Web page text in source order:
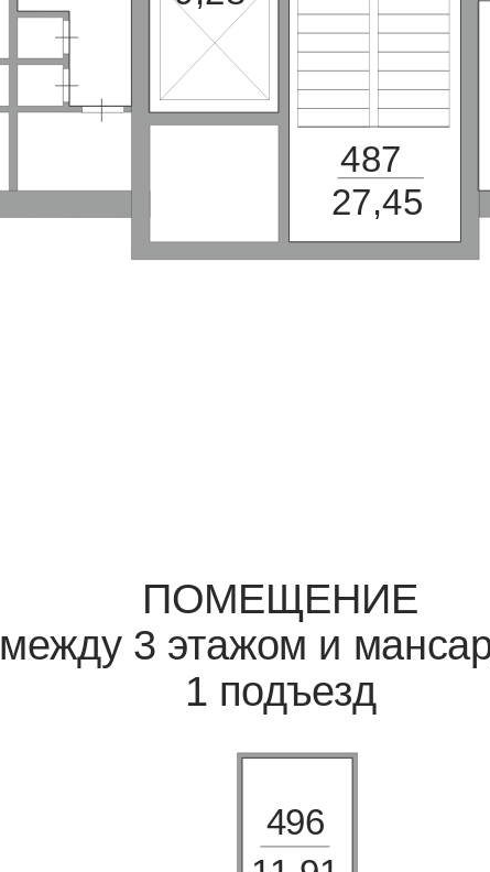
ПОМЕЩЕНИЕ
между 3 этажом и
1 подъезд
496
487
27,45